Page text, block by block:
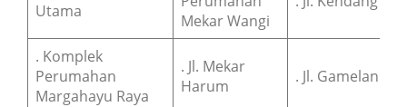
Utama
Mekar Wangi
. Komplek
Perumahan
Margahayu Raya
. Jl. Mekar
Harum
. Jl. Gamelan